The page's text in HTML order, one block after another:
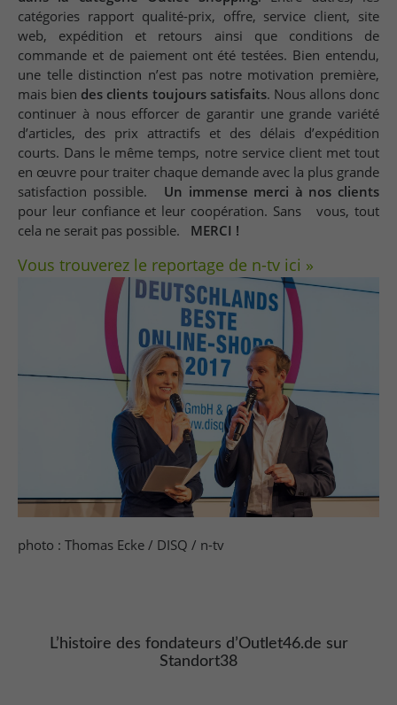
catégories rapport qualité-prix, offre, service client, site
web, expédition et retours ainsi que conditions de
commande et de paiement ont été testées. Bien entendu,
une telle distinction n’est pas notre motivation première,
mais bien des clients toujours satisfaits. Nous allons donc
continuer à nous efforcer de garantir une grande variété
d’articles, des prix attractifs et des délais d’expédition
courts. Dans le même temps, notre service client met tout
en œuvre pour traiter chaque demande avec la plus grande
satisfaction possible. Un immense merci à nos clients
pour leur confiance et leur coopération. Sans vous, tout
cela ne serait pas possible. MERCI !
Vous trouverez le reportage de n-tv ici »
photo : Thomas Ecke / DISQ / n-tv
L’histoire des fondateurs d’Outlet46.de sur
Standort38